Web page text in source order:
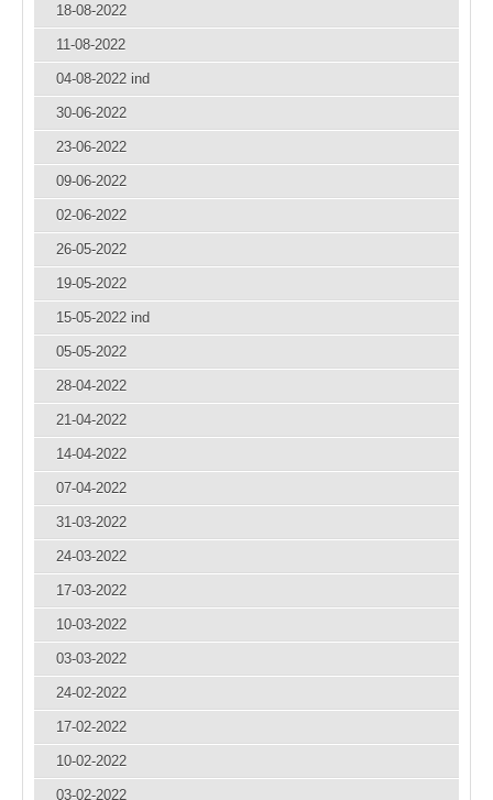
18-08-2022
11-08-2022
04-08-2022 ind
30-06-2022
23-06-2022
09-06-2022
02-06-2022
26-05-2022
19-05-2022
15-05-2022 ind
05-05-2022
28-04-2022
21-04-2022
14-04-2022
07-04-2022
31-03-2022
24-03-2022
17-03-2022
10-03-2022
03-03-2022
24-02-2022
17-02-2022
10-02-2022
03-02-2022